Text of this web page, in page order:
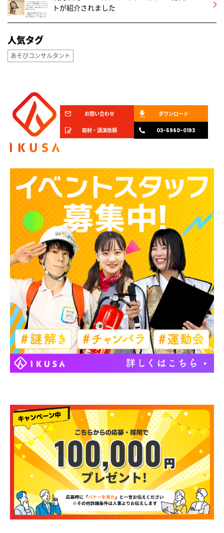
トが紹介されました
人気タグ
あそびコンサルタント
お問い合わせ ダウンロード
取材・講演依頼 03-5960-0193